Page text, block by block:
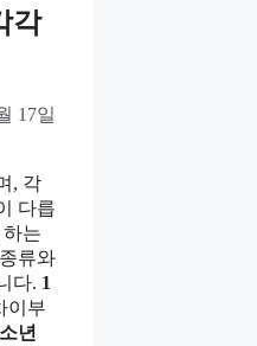
각
17일
, 각
다릅
는
류와
다. 1
이부
년